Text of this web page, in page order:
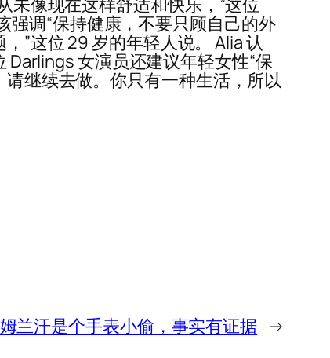
未像现在这样舒适和快乐，”这位
强调“保持健康，不要只顾自己的外
”这位 29 岁的年轻人说。 Alia 认
女演员还建议年轻女性“保
继续去做。你只有一种生活，所以
兰汗是个手表小偷，事实有证据 →